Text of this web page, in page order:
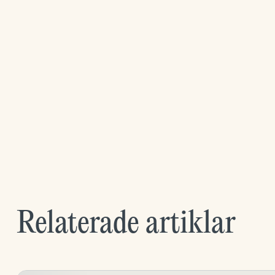
Relaterade artiklar